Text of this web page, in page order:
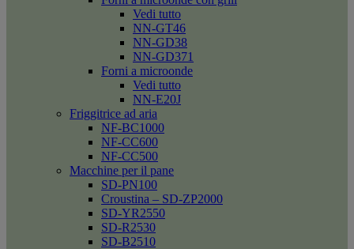
Vedi tutto
NN-GT46
NN-GD38
NN-GD371
Forni a microonde
Vedi tutto
NN-E20J
Friggitrice ad aria
NF-BC1000
NF-CC600
NF-CC500
Macchine per il pane
SD-PN100
Croustina – SD-ZP2000
SD-YR2550
SD-R2530
SD-B2510